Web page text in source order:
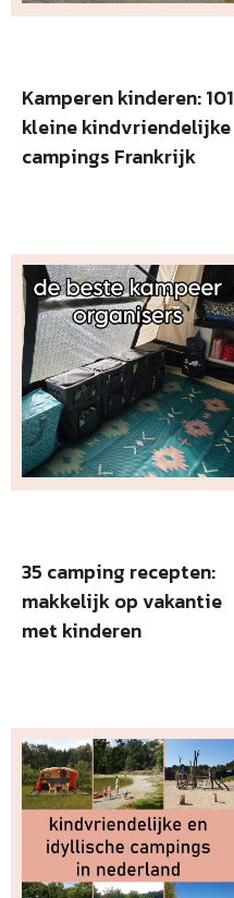
Kamperen kinderen: 101
kleine kindvriendelijke
campings Frankrijk
35 camping recepten:
makkelijk op vakantie
met kinderen